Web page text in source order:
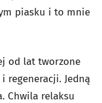
piasku i to mnie
od lat tworzone
regeneracji. Jedną
Chwila relaksu